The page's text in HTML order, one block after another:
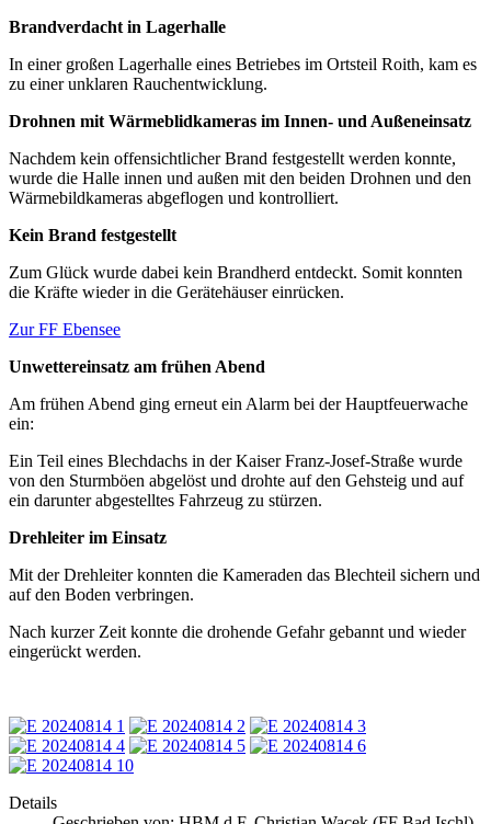
Brandverdacht in Lagerhalle
In einer großen Lagerhalle eines Betriebes im Ortsteil Roith, kam es
zu einer unklaren Rauchentwicklung.
Drohnen mit Wärmeblidkameras im Innen- und Außeneinsatz
Nachdem kein offensichtlicher Brand festgestellt werden konnte,
wurde die Halle innen und außen mit den beiden Drohnen und den
Wärmebildkameras abgeflogen und kontrolliert.
Kein Brand festgestellt
Zum Glück wurde dabei kein Brandherd entdeckt. Somit konnten
die Kräfte wieder in die Gerätehäuser einrücken.
Zur FF Ebensee
Unwettereinsatz am frühen Abend
Am frühen Abend ging erneut ein Alarm bei der Hauptfeuerwache
ein:
Ein Teil eines Blechdachs in der Kaiser Franz-Josef-Straße wurde
von den Sturmböen abgelöst und drohte auf den Gehsteig und auf
ein darunter abgestelltes Fahrzeug zu stürzen.
Drehleiter im Einsatz
Mit der Drehleiter konnten die Kameraden das Blechteil sichern und
auf den Boden verbringen.
Nach kurzer Zeit konnte die drohende Gefahr gebannt und wieder
eingerückt werden.
Details